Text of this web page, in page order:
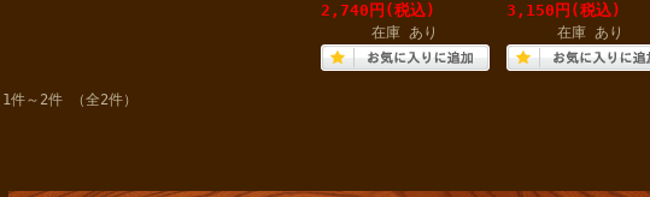
2,740円 (税込)
在庫 あり
3,150円 (税込)
在庫 あり
1件～2件 （全2件）